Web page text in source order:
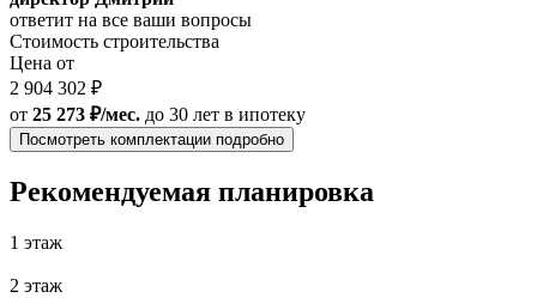
ответит на все ваши вопросы
Стоимость строительства
Цена от
2 904 302 ₽
от 25 273 ₽/мес. до 30 лет в ипотеку
Посмотреть комплектации подробно
Рекомендуемая планировка
1 этаж
2 этаж